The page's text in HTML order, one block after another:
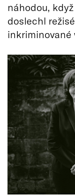
náhodou,
doslechl
inkriminované